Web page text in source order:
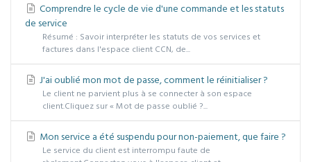
Comprendre le cycle de vie d'une commande et les statuts
de service
Résumé : Savoir interpréter les statuts de vos services et
factures dans l'espace client CCN, de...
J'ai oublié mon mot de passe, comment le réinitialiser ?
Le client ne parvient plus à se connecter à son espace
client.Cliquez sur « Mot de passe oublié ?...
Mon service a été suspendu pour non-paiement, que faire ?
Le service du client est interrompu faute de